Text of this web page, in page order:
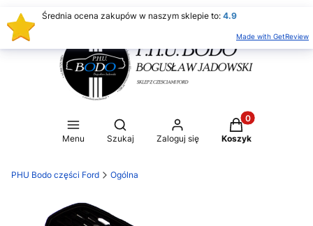
Menu
Otwórz wyszukiwarkę
Szukaj Zaloguj się
Produkty w
Koszyk
PHU Bodo części Ford Ogólna
Średnia ocena zakupów w naszym sklepie to: 4.9
Made with GetReview